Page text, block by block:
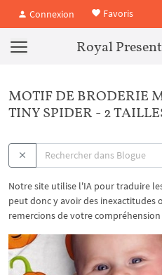
Connexion Favoris
Royal
MOTIF DE BRODERIE
TINY SPIDER - 2
Notre site utilise l'IA pour traduire
peut donc y avoir des inexactitudes
remercions de votre compréhension